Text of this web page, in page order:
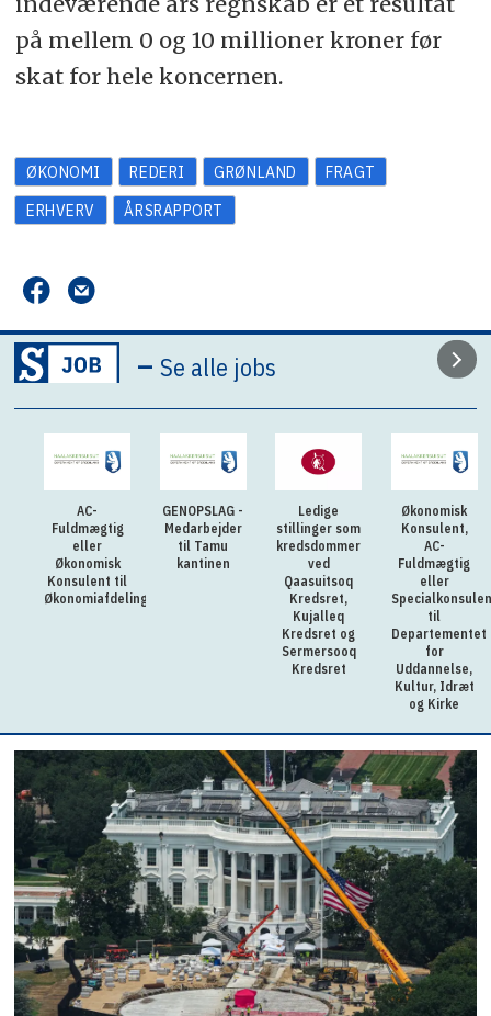
på mellem 0 og 10 millioner kroner før
skat for hele koncernen.
ØKONOMI REDERI GRØNLAND
FRAGT
ERHVERV
ÅRSRAPPORT
–Se alle jobs
AC-
Fuldmægtig
eller
Økonomisk
Konsulent til
Økonomiafdelingen
GENOPSLAG -
Medarbejder
til Tamu
kantinen
Ledige
stillinger som
kredsdommer
ved
Qaasuitsoq
Kredsret,
Kujalleq
Kredsret og
Sermersooq
Kredsret
Økonomisk
Konsulent,
AC-
Fuldmægtig
eller
til
Departementet
for
Uddannelse,
Kultur, Idræt
og Kirke